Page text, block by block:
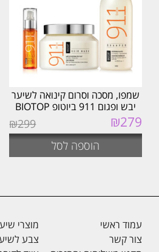
שמפו, מסכה וסרום קינואה לשיער
יבש ופגום 911 ביוטופ BIOTOP
₪299
המחיר
המקורי
₪299.
₪279
הנוכחי
הוא:
₪279.
הוספה לסל
עמוד ראשי
צור קשר
מוצרי
צבע